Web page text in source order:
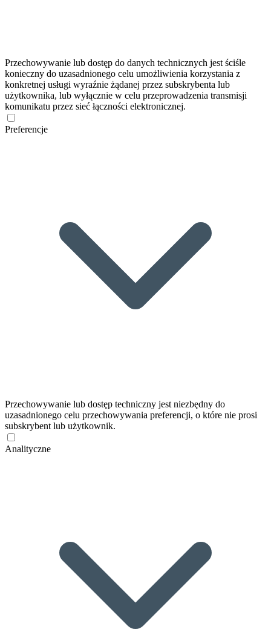
Przechowywanie lub dostęp do danych technicznych jest ściśle
konieczny do uzasadnionego celu umożliwienia korzystania z
konkretnej usługi wyraźnie żądanej przez subskrybenta lub
użytkownika, lub wyłącznie w celu przeprowadzenia transmisji
komunikatu przez sieć łączności elektronicznej.
Preferencje
Przechowywanie lub dostęp techniczny jest niezbędny do
uzasadnionego celu przechowywania preferencji, o które nie prosi
subskrybent lub użytkownik.
Analityczne